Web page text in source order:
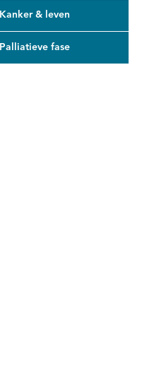
Kanker & leven
Palliatieve fase